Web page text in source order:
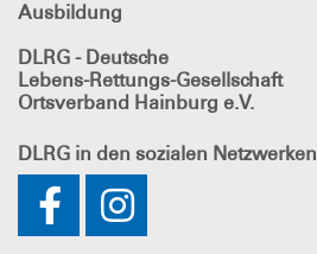
Ausbildung
DLRG - Deutsche
Lebens-Rettungs-Gesellschaft
Ortsverband Hainburg e.V.
DLRG in den sozialen Netzwerken